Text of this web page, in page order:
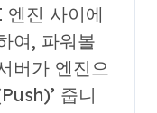
진 사이에
여, 파워볼
버가 엔진으
줍니